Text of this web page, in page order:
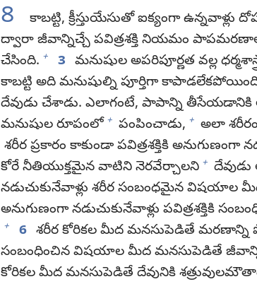
8 కాబట్టి, క్రీస్తుయేసుతో ఐక్యంగా ఉన్నవాళ్లు
ద్వారా జీవాన్నిచ్చే పవిత్రశక్తి నియమం
చేసింది. + 3 మనుషుల అపరిపూర్ణత వల్ల
కాబట్టి అది మనుషుల్ని పూర్తిగా
దేవుడు చేశాడు. ఎలాగంటే, పాపాన్ని
మనుషుల రూపంలో + పంపించాడు, + అలా
శరీర ప్రకారం కాకుండా పవిత్రశక్తికి అనుగుణంగా
కోరే నీతియుక్తమైన వాటిని నెరవేర్చాలని +
నడుచుకునేవాళ్లు శరీర సంబంధమైన విషయాల
అనుగుణంగా నడుచుకునేవాళ్లు పవిత్రశక్తికి
+ 6 శరీర కోరికల మీద మనసుపెడితే మరణాన్ని
సంబంధించిన విషయాల మీద మనసుపెడితే
కోరికల మీద మనసుపెడితే దేవునికి